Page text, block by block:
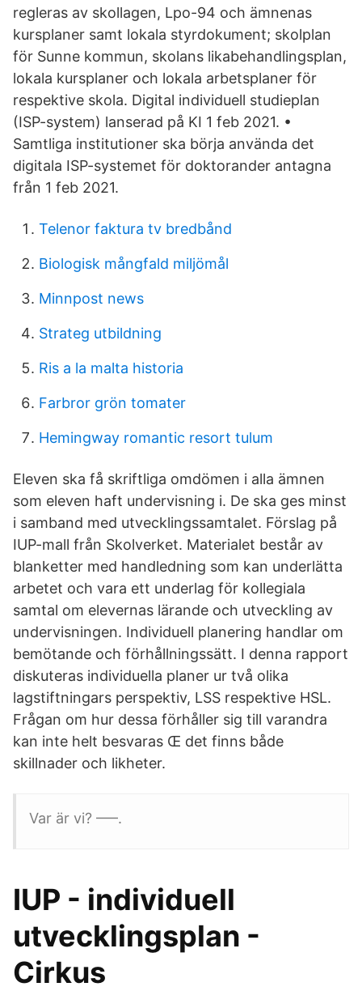
regleras av skollagen, Lpo-94 och ämnenas
kursplaner samt lokala styrdokument; skolplan
för Sunne kommun, skolans likabehandlingsplan,
lokala kursplaner och lokala arbetsplaner för
respektive skola. Digital individuell studieplan
(ISP-system) lanserad på KI 1 feb 2021. •
Samtliga institutioner ska börja använda det
digitala ISP-systemet för doktorander antagna
från 1 feb 2021.
Telenor faktura tv bredbånd
Biologisk mångfald miljömål
Minnpost news
Strateg utbildning
Ris a la malta historia
Farbror grön tomater
Hemingway romantic resort tulum
Eleven ska få skriftliga omdömen i alla ämnen
som eleven haft undervisning i. De ska ges minst
i samband med utvecklingssamtalet. Förslag på
IUP-mall från Skolverket. Materialet består av
blanketter med handledning som kan underlätta
arbetet och vara ett underlag för kollegiala
samtal om elevernas lärande och utveckling av
undervisningen. Individuell planering handlar om
bemötande och förhållningssätt. I denna rapport
diskuteras individuella planer ur två olika
lagstiftningars perspektiv, LSS respektive HSL.
Frågan om hur dessa förhåller sig till varandra
kan inte helt besvaras Œ det finns både
skillnader och likheter.
Var är vi? –––.
IUP - individuell
utvecklingsplan -
Cirkus